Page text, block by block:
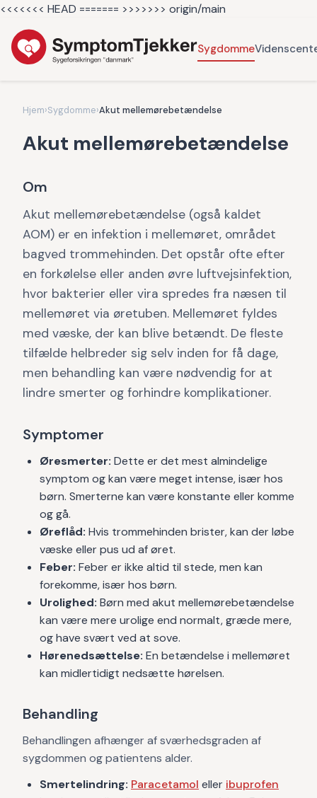
<<<<<<< HEAD ======= >>>>>>> origin/main
Sygdomme
Hjem›Sygdomme›Akut mellemørebetændelse
Akut mellemørebetændelse
Om
Akut mellemørebetændelse (også kaldet
AOM) er en infektion i mellemøret, området
bagved trommehinden. Det opstår ofte efter
en forkølelse eller anden øvre luftvejsinfektion,
hvor bakterier eller vira spredes fra næsen til
mellemøret via øretuben. Mellemøret fyldes
med væske, der kan blive betændt. De fleste
tilfælde helbreder sig selv inden for få dage,
men behandling kan være nødvendig for at
lindre smerter og forhindre komplikationer.
Symptomer
Øresmerter: Dette er det mest almindelige
symptom og kan være meget intense, især hos
børn. Smerterne kan være konstante eller komme
og gå.
Øreflåd: Hvis trommehinden brister, kan der løbe
væske eller pus ud af øret.
Feber: Feber er ikke altid til stede, men kan
forekomme, især hos børn.
Urolighed: Børn med akut mellemørebetændelse
kan være mere urolige end normalt, græde mere,
og have svært ved at sove.
Hørenedsættelse: En betændelse i mellemøret
kan midlertidigt nedsætte hørelsen.
Behandling
Behandlingen afhænger af sværhedsgraden af
sygdommen og patientens alder.
Smertelindring: Paracetamol eller ibuprofen